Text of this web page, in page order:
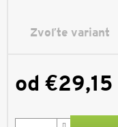
od €29,15
cena:
Zvoľte variant